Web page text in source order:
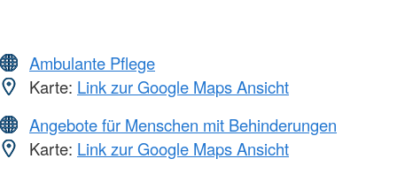
Ambulante Pflege
Karte: Link zur Google Maps Ansicht
Angebote für Menschen mit Behinderungen
Karte: Link zur Google Maps Ansicht